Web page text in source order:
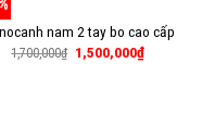
nam 2 tay bo cao cấp
1,700,000₫ Giá
gốc
1,500,000₫Giá
hiện